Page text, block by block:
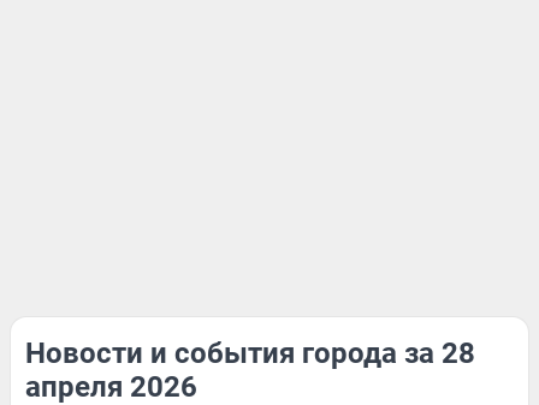
Новости и события города за 28
апреля 2026